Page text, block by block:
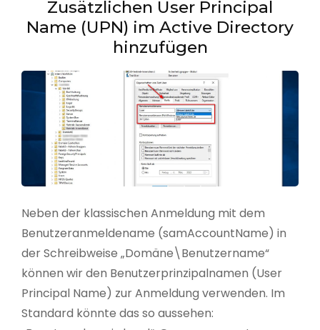
Zusätzlichen User Principal
Name (UPN) im Active Directory
hinzufügen
Neben der klassischen Anmeldung mit dem
Benutzeranmeldename (samAccountName) in
der Schreibweise „Domäne\Benutzername“
können wir den Benutzerprinzipalnamen (User
Principal Name) zur Anmeldung verwenden. Im
Standard könnte das so aussehen: